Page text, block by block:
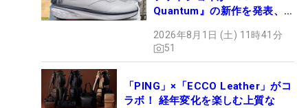
Quantum』の新作を発表、8
2026年8月1日 (土) 11時41分
51
「PING」×「ECCO Leather」がコ
ラボ！ 経年変化を楽しむ上質な